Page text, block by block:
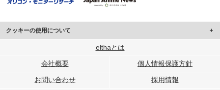
クッキーの使用について
このサイトでは Cookie を使用して、ユーザーに合わせたコンテンツや広告の
行っています。
メディアや広告配信、データ解析の各パートナーに提供しています。
elthaとは
会社概要 個人情報保護方針
お問い合わせ
採用情報